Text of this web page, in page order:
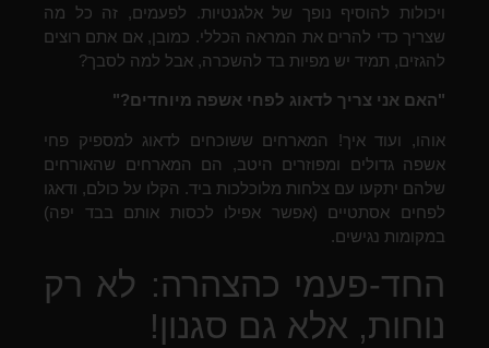
ויכולות להוסיף נופך של אלגנטיות. לפעמים, זה כל מה
שצריך כדי להרים את המראה הכללי. כמובן, אם אתם רוצים
להגזים, תמיד יש מפיות בד להשכרה, אבל למה לסבך?
"האם אני צריך לדאוג לפחי אשפה מיוחדים?"
אוהו, ועוד איך! המארחים ששוכחים לדאוג למספיק פחי
אשפה גדולים ומפוזרים היטב, הם המארחים שהאורחים
שלהם יתקעו עם צלחות מלוכלכות ביד. הקלו על כולם, ודאגו
לפחים אסתטיים (אפשר אפילו לכסות אותם בבד יפה)
במקומות נגישים.
החד-פעמי כהצהרה: לא רק
נוחות, אלא גם סגנון!